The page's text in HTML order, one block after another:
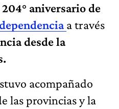
aniversario de
a través
desde la
acompañado
las provincias y la